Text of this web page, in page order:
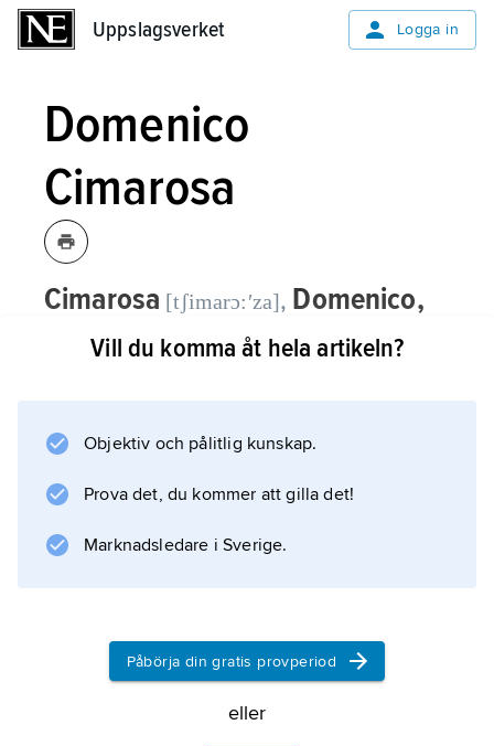
Uppslagsverket Logga in
Domenico
Cimarosa
Cimarosa [tʃimarɔ:ʹza], Domenico,
1749–1801, italiensk kompositör.
dramatiska tempot förädlade Cimarosa den
Mozart.
Vill du komma åt hela artikeln?
Objektiv och pålitlig kunskap.
Prova det, du kommer att gilla det!
Marknadsledare i Sverige.
Påbörja din gratis provperiod
eller